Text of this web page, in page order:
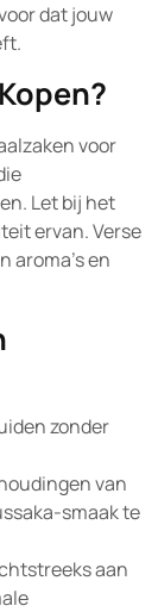
dat jouw
voor
Let bij het
ervan. Verse
aroma’s en
zonder
van
smaak te
aan